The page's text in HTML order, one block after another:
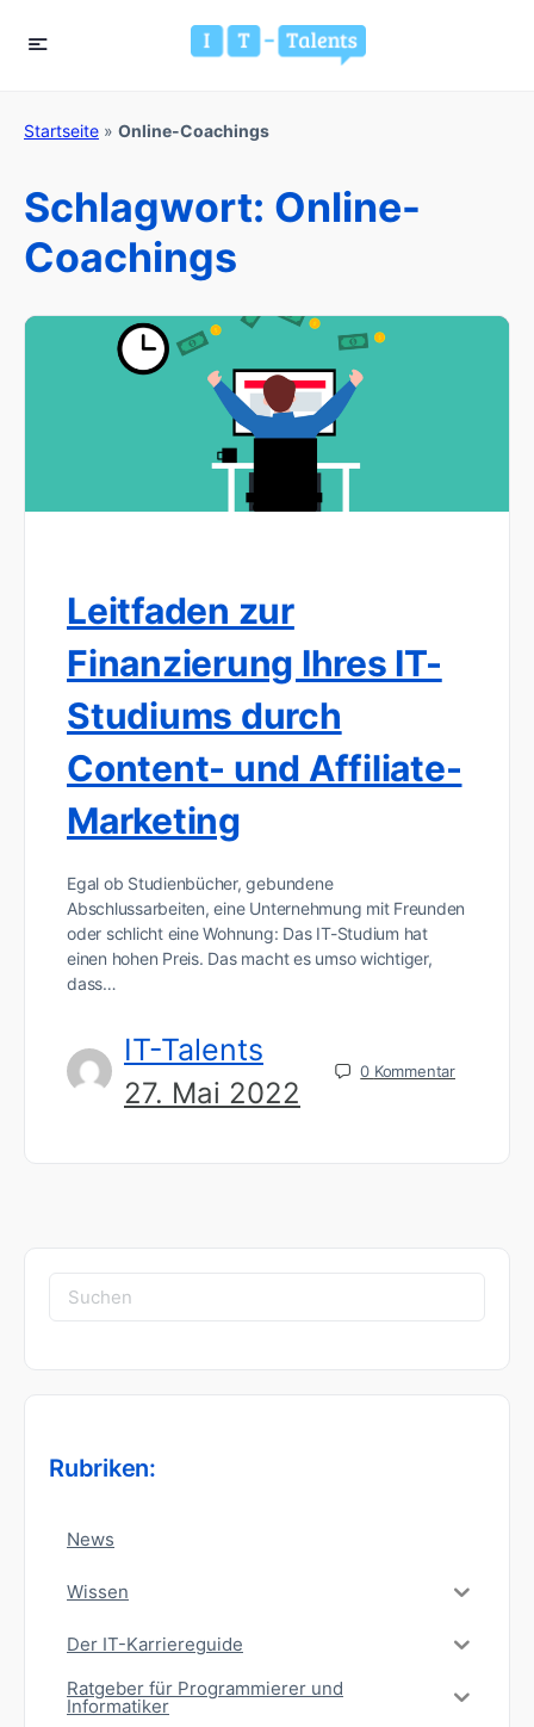
Startseite » Online-Coachings
Schlagwort: Online-
Coachings
Leitfaden zur
Finanzierung Ihres IT-
Studiums durch
Content- und Affiliate-
Marketing
Egal ob Studienbücher, gebundene
Abschlussarbeiten, eine Unternehmung mit Freunden
oder schlicht eine Wohnung: Das IT-Studium hat
einen hohen Preis. Das macht es umso wichtiger,
dass…
IT-Talents
27. Mai 2022
0 Kommentar
Suchen
nach:
Rubriken:
News
Wissen
Der IT-Karriereguide
Ratgeber für Programmierer und
Informatiker